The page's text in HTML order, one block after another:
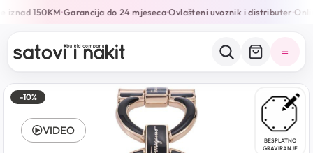
iznad 150KM•Garancija do 24 mjeseca•Ovlašteni uvoznik i distributer•
-10%
BESPLATNO
GRAVIRANJE
VIDEO